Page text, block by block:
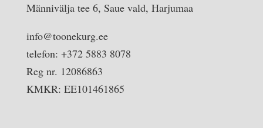
Männivälja tee 6, Saue vald, Harjumaa
info@toonekurg.ee
telefon: +372 5883 8078
Reg nr. 12086863
KMKR: EE101461865